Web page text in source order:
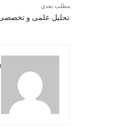
مطلب بعدی
تحلیل علمی و تخصصی